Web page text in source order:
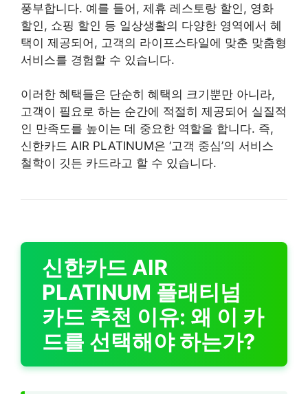
풍부합니다. 예를 들어, 제휴 레스토랑 할인, 영화
할인, 쇼핑 할인 등 일상생활의 다양한 영역에서 혜
택이 제공되어, 고객의 라이프스타일에 맞춘 맞춤형
서비스를 경험할 수 있습니다.
이러한 혜택들은 단순히 혜택의 크기뿐만 아니라,
고객이 필요로 하는 순간에 적절히 제공되어 실질적
인 만족도를 높이는 데 중요한 역할을 합니다. 즉,
신한카드 AIR PLATINUM은 ‘고객 중심’의 서비스
철학이 깃든 카드라고 할 수 있습니다.
신한카드 AIR
PLATINUM 플래티넘
카드 추천 이유: 왜 이 카
드를 선택해야 하는가?